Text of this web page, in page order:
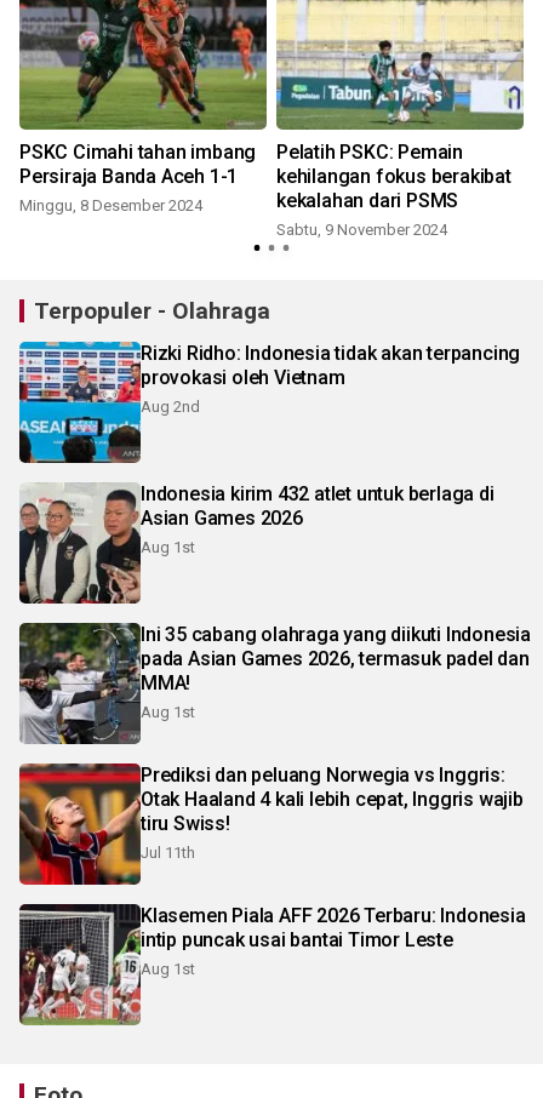
PSKC Cimahi tahan imbang
Persiraja Banda Aceh 1-1
Minggu, 8 Desember 2024
Pelatih PSKC: Pemain
kehilangan fokus berakibat
kekalahan dari PSMS
Sabtu, 9 November 2024
Terpopuler - Olahraga
Rizki Ridho: Indonesia tidak akan terpancing
provokasi oleh Vietnam
Aug 2nd
Indonesia kirim 432 atlet untuk berlaga di
Asian Games 2026
Aug 1st
Ini 35 cabang olahraga yang diikuti Indonesia
pada Asian Games 2026, termasuk padel dan
MMA!
Aug 1st
Prediksi dan peluang Norwegia vs Inggris:
Otak Haaland 4 kali lebih cepat, Inggris wajib
tiru Swiss!
Jul 11th
Klasemen Piala AFF 2026 Terbaru: Indonesia
intip puncak usai bantai Timor Leste
Aug 1st